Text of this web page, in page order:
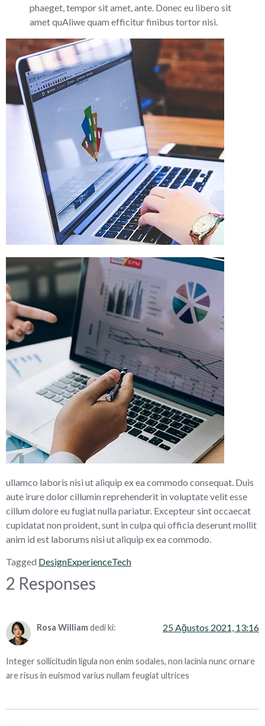
phaeget, tempor sit amet, ante. Donec eu libero sit
amet quAliwe quam efficitur finibus tortor nisi.
ullamco laboris nisi ut aliquip ex ea commodo consequat. Duis
aute irure dolor cillumin reprehenderit in voluptate velit esse
cillum dolore eu fugiat nulla pariatur. Excepteur sint occaecat
cupidatat non proident, sunt in culpa qui officia deserunt mollit
anim id est laborums nisi ut aliquip ex ea commodo.
Tagged DesignExperienceTech
2 Responses
Rosa Williamdedi ki: 25 Ağustos 2021, 13:16
Integer sollicitudin ligula non enim sodales, non lacinia nunc ornare
are risus in euismod varius nullam feugiat ultrices